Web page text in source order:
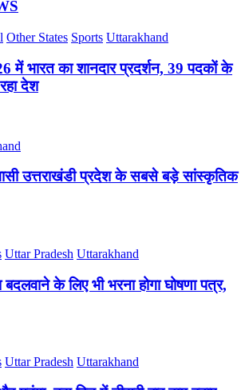
Other States Sports Uttarakhand
में भारत का शानदार प्रदर्शन, 39 पदकों के
देश
उत्तराखंडी प्रदेश के सबसे बड़े सांस्कृतिक
Uttar Pradesh Uttarakhand
के लिए भी भरना होगा घोषणा पत्र,
Uttar Pradesh Uttarakhand